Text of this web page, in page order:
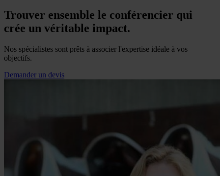
Trouver ensemble le conférencier qui
crée un véritable impact.
Nos spécialistes sont prêts à associer l'expertise idéale à vos
objectifs.
Demander un devis